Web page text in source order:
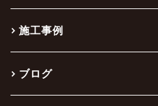
施工事例
ブログ